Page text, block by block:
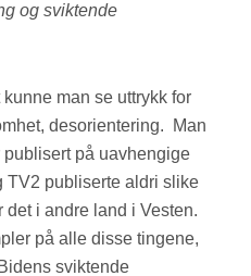
og sviktende
kunne man se uttrykk for
desorientering. Man
på uavhengige
TV2 publiserte aldri slike
i andre land i Vesten.
på alle disse tingene,
sviktende